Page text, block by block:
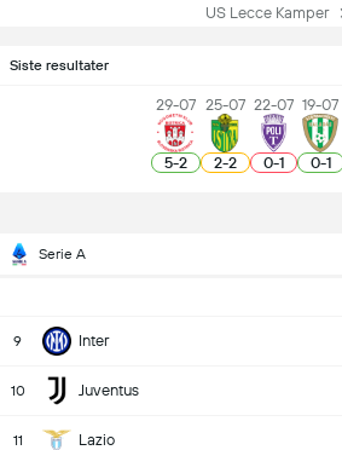
US Lecce Kamper
Siste resultater
29-07
5-2
25-07
2-2
22-07
0-1
19-07
0-1
Serie A
9 Inter
10 Juventus
11 Lazio